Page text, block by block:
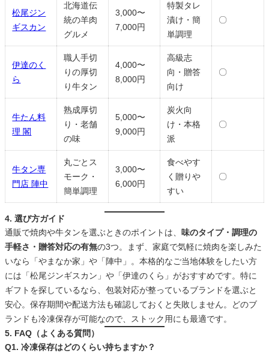
松尾ジン
ギスカン
北海道伝
統の羊肉
グルメ
3,000〜
7,000円
特製タレ
漬け・簡
単調理
〇
伊達のく
ら
職人手切
りの厚切
り牛タン
4,000〜
8,000円
高級志
向・贈答
向け
〇
牛たん料
理 閣
熟成厚切
り・老舗
の味
5,000〜
9,000円
炭火向
け・本格
派
〇
牛タン専
門店 陣中
丸ごとス
モーク・
簡単調理
3,000〜
6,000円
食べやす
く贈りや
すい
〇
4. 選び方ガイド
通販で焼肉や牛タンを選ぶときのポイントは、 味のタイプ・調理の
手軽さ・贈答対応の有無の3つ。まず、家庭で気軽に焼肉を楽しみた
いなら「やまなか家」や「陣中」。本格的なご当地体験をしたい方
には「松尾ジンギスカン」や「伊達のくら」がおすすめです。特に
ギフトを探しているなら、包装対応が整っているブランドを選ぶと
安心。保存期間や配送方法も確認しておくと失敗しません。どのブ
ランドも冷凍保存が可能なので、ストック用にも最適です。
5. FAQ（よくある質問）
Q1. 冷凍保存はどのくらい持ちますか？